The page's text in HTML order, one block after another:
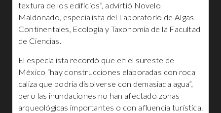
textura de los edificios”, advirtió Novelo
Maldonado, especialista del Laboratorio de Algas
Continentales, Ecología y Taxonomía de la Facultad
de Ciencias.
El especialista recordó que en el sureste de
México “hay construcciones elaboradas con roca
caliza que podría disolverse con demasiada agua”,
pero las inundaciones no han afectado zonas
arqueológicas importantes o con afluencia turística.